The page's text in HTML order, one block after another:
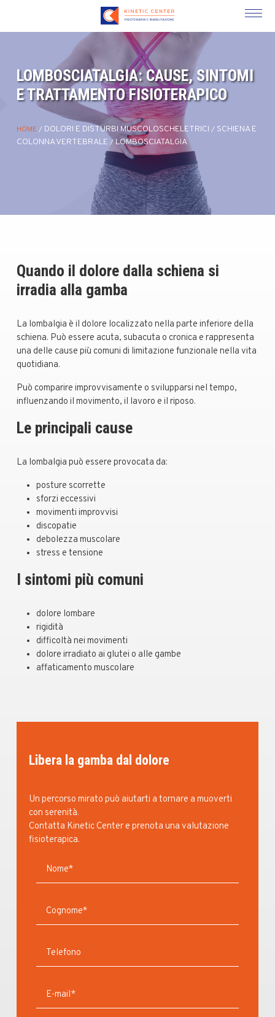
LOMBOSCIATALGIA: CAUSE, SINTOMI
E TRATTAMENTO FISIOTERAPICO
HOME / DOLORI E DISTURBI MUSCOLOSCHELETRICI / SCHIENA E
COLONNA VERTEBRALE /LOMBOSCIATALGIA
Quando il dolore dalla schiena si
irradia alla gamba
La lombalgia è il dolore localizzato nella parte inferiore della
schiena. Può essere acuta, subacuta o cronica e rappresenta
una delle cause più comuni di limitazione funzionale nella vita
quotidiana.
Può comparire improvvisamente o svilupparsi nel tempo,
influenzando il movimento, il lavoro e il riposo.
Le principali cause
La lombalgia può essere provocata da:
posture scorrette
sforzi eccessivi
movimenti improvvisi
discopatie
debolezza muscolare
stress e tensione
I sintomi più comuni
dolore lombare
rigidità
difficoltà nei movimenti
dolore irradiato ai glutei o alle gambe
affaticamento muscolare
Libera la gamba dal dolore
Un percorso mirato può aiutarti a tornare a muoverti
con serenità.
Contatta Kinetic Center e prenota una valutazione
fisioterapica.